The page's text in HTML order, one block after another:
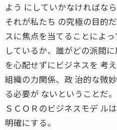
よう にしていかなければなら
それが私たち の究極の目的だ
スに焦点を当てることによ
しているか、誰がどの派閥
を心配せずにビジネスを 考
組織の力関係、政 治的な微
る必要が ないということだ。
ＳＣＯＲのビジネスモデ ル
明確にする。